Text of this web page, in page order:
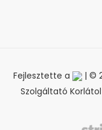
Fejlesztette a
| ©
Szolgáltató